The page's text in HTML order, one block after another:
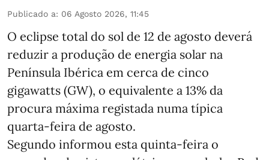
Publicado a: 06 Agosto 2026, 11:45
O eclipse total do sol de 12 de agosto deverá
reduzir a produção de energia solar na
Península Ibérica em cerca de cinco
gigawatts (GW), o equivalente a 13% da
procura máxima registada numa típica
quarta-feira de agosto.
Segundo informou esta quinta-feira o